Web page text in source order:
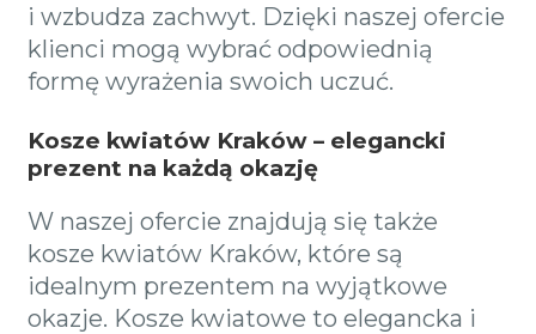
i wzbudza zachwyt. Dzięki naszej ofercie
klienci mogą wybrać odpowiednią
formę wyrażenia swoich uczuć.
Kosze kwiatów Kraków – elegancki
prezent na każdą okazję
W naszej ofercie znajdują się także
kosze kwiatów Kraków, które są
idealnym prezentem na wyjątkowe
okazje. Kosze kwiatowe to elegancka i